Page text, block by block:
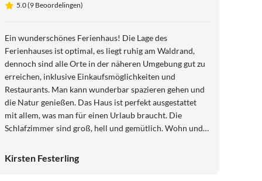
5.0 (9 Beoordelingen)
Ein wunderschönes Ferienhaus! Die Lage des
Ferienhauses ist optimal, es liegt ruhig am Waldrand,
dennoch sind alle Orte in der näheren Umgebung gut zu
erreichen, inklusive Einkaufsmöglichkeiten und
Restaurants. Man kann wunderbar spazieren gehen und
die Natur genießen. Das Haus ist perfekt ausgestattet
mit allem, was man für einen Urlaub braucht. Die
Schlafzimmer sind groß, hell und gemütlich. Wohn und
gemeinsamen Zusammensein. Zudem kommt auch noch,
dass das Ferienhaus zwei Badezimmer hat. Alles in allem
Kirsten Festerling